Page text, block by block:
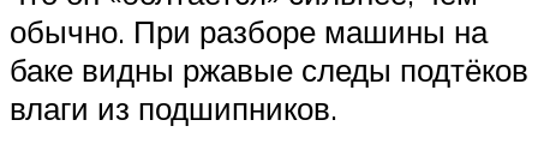
обычно. При разборе машины на
баке видны ржавые следы подтёков
влаги из подшипников.